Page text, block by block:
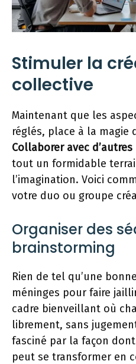
Stimuler la
collective
Maintenant que les
réglés, place à la magie
Collaborer avec
tout un formidable
l’imagination. Voici
votre duo ou groupe
Organiser des
brainstorming
Rien de tel qu’une
méninges pour faire
cadre bienveillant où
librement, sans
fasciné par la façon
peut se transformer en